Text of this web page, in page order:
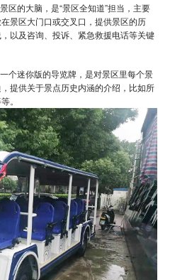
区的大脑，是“景区全知道”担当，主要
景区大门口或交叉口，提供景区的历
以及咨询、投诉、紧急救援电话等关键
个迷你版的导览牌，是对景区里每个景
提供关于景点历史内涵的介绍，比如所
。